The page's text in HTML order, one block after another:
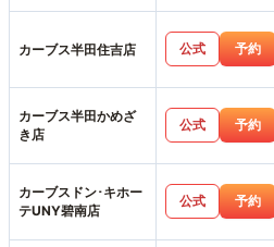
カーブス半田住吉店 公式 予約
カーブス半田かめざ
き店
公式 予約
カーブスドン･キホー
テUNY碧南店
公式 予約